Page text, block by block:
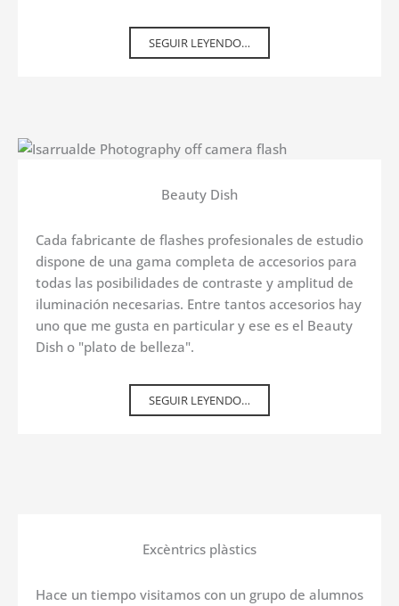
SEGUIR LEYENDO…
Beauty Dish
Cada fabricante de flashes profesionales de estudio
dispone de una gama completa de accesorios para
todas las posibilidades de contraste y amplitud de
iluminación necesarias. Entre tantos accesorios hay
uno que me gusta en particular y ese es el Beauty
Dish o "plato de belleza".
SEGUIR LEYENDO…
Excèntrics plàstics
Hace un tiempo visitamos con un grupo de alumnos